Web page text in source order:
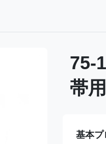
75-
帯
基本プ